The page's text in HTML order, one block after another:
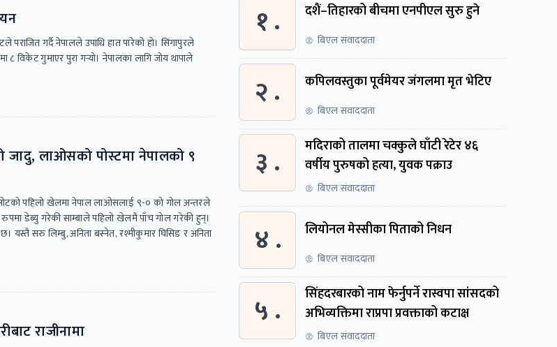
गर्दै नेपालले उपाधि हात पारेको हो। सिंगापुरले
विकेट गुमाएर पुरा गर्‍यो। नेपालका लागि जोय थापाले
जादु, लाओसको पोस्टमा नेपालको ९
पहिलो खेलमा नेपाल लाओसलाई ९-० को गोल अन्तरले
रुपमा डेब्यु गरेकी साम्बाले पहिलो खेलमै पाँच गोल गरेकी हुन्।
यस्तै सरु लिम्बु, अनिता बस्नेत, रश्मीकुमार घिसिङ र अनिता
राजीनामा
१ . दशैं–तिहारको बीचमा एनपीएल सुरु हुने
बिएल संवाददाता
२ . कपिलवस्तुका पूर्वमेयर जंगलमा मृत भेटिए
बिएल संवाददाता
३ .
मदिराको तालमा चक्कुले घाँटी रेटेर ४६
वर्षीय पुरुषको हत्या, युवक पक्राउ
बिएल संवाददाता
४ . लियोनल मेस्सीका पिताको निधन
बिएल संवाददाता
५ .
सिंहदरबारको नाम फेर्नुपर्ने रास्वपा सांसदको
अभिव्यक्तिमा राप्रपा प्रवक्ताको कटाक्ष
बिएल संवाददाता